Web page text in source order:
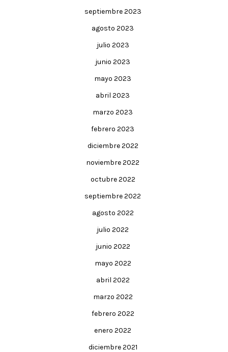
septiembre 2023
agosto 2023
julio 2023
junio 2023
mayo 2023
abril 2023
marzo 2023
febrero 2023
diciembre 2022
noviembre 2022
octubre 2022
septiembre 2022
agosto 2022
julio 2022
junio 2022
mayo 2022
abril 2022
marzo 2022
febrero 2022
enero 2022
diciembre 2021